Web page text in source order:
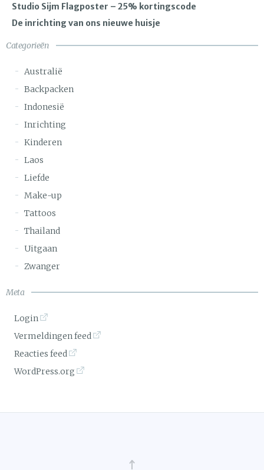
Studio Sijm Flagposter – 25% kortingscode
De inrichting van ons nieuwe huisje
Categorieën
Australië
Backpacken
Indonesië
Inrichting
Kinderen
Laos
Liefde
Make-up
Tattoos
Thailand
Uitgaan
Zwanger
Meta
Login
Vermeldingen feed
Reacties feed
WordPress.org